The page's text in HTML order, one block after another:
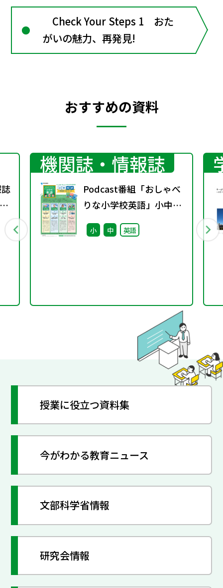
Check Your Steps 1 おた
がいの魅力、再発見!
おすすめの資料
機関誌・情報誌
Podcast番組「おしゃべ
りな小学校英語」小中接
続エピソード配信のお知
らせ
小 中 英語
授業に役立つ資料集
今がわかる教育ニュース
文部科学省情報
研究会情報